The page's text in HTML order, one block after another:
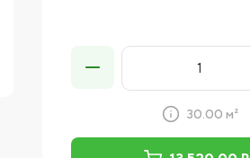
30.00 м²